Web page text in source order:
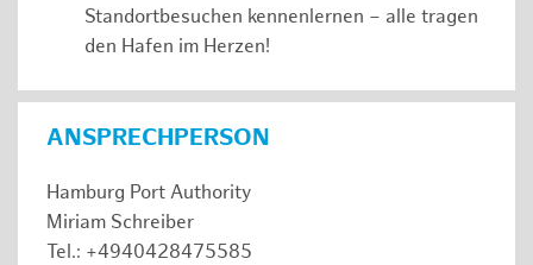
Standortbesuchen kennenlernen – alle tragen
den Hafen im Herzen!
ANSPRECHPERSON
Hamburg Port Authority
Miriam Schreiber
Tel.: +4940428475585